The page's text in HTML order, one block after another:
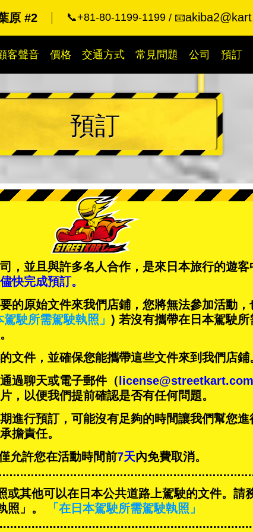
原 #2 📞+81-80-1199-1199 📧
客聲音 價格 交通方式 常見問題 公司 預訂
預訂
，並且與許多名人合作，是來日本旅行的遊客
儘快完成預訂。
的原始文件來我們店鋪，您將無法參加活動，
駕駛所需駕駛執照」 ) 若沒有攜帶在日本駕駛
文件，並確保您能攜帶這些文件來到我們店鋪
過聊天或電子郵件（ license@streetkart.com
，以便我們提前確認是否有任何問題。
進行預訂，可能沒有足夠的時間讓我們幫您
擔責任。
允許您在活動時間前7天內免費取消。
或其他可以在日本公共道路上駕駛的文件。請
」。
「在日本駕駛所需駕駛執照」